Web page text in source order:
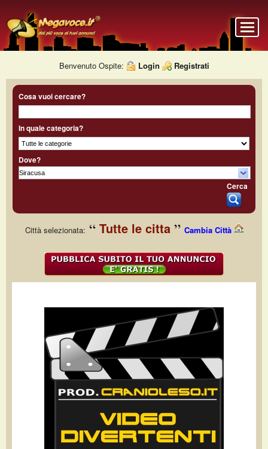
Benvenuto Ospite: Login Registrati
Cosa vuoi cercare?
In quale categoria?
Dove?
Cerca
Città selezionata: Tutte le citta Cambia Città